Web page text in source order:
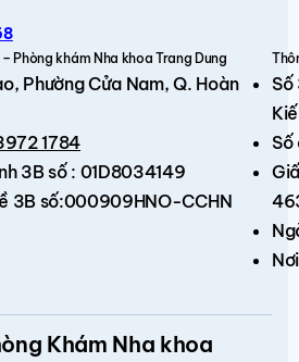
Phòng khám Nha khoa Trang Dung
Phường Cửa Nam, Q. Hoàn
1784
3B số : 01D8034149
3B số:000909HNO-CCHN
Số
Số
Khám Nha khoa